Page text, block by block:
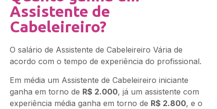
Assistente de
Cabeleireiro?
O salário de Assistente de Cabeleireiro Vária de
acordo com o tempo de experiência do profissional.
Em média um Assistente de Cabeleireiro iniciante
ganha em torno de R$ 2.000, já um assistente com
experiência média ganha em torno de R$ 2.800, e o